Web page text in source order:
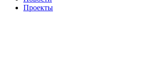
Проекты